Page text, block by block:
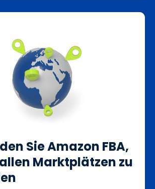
Sie Amazon FBA,
Marktplätzen zu